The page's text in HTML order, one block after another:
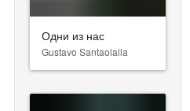
Одни из нас
Gustavo Santaolalla